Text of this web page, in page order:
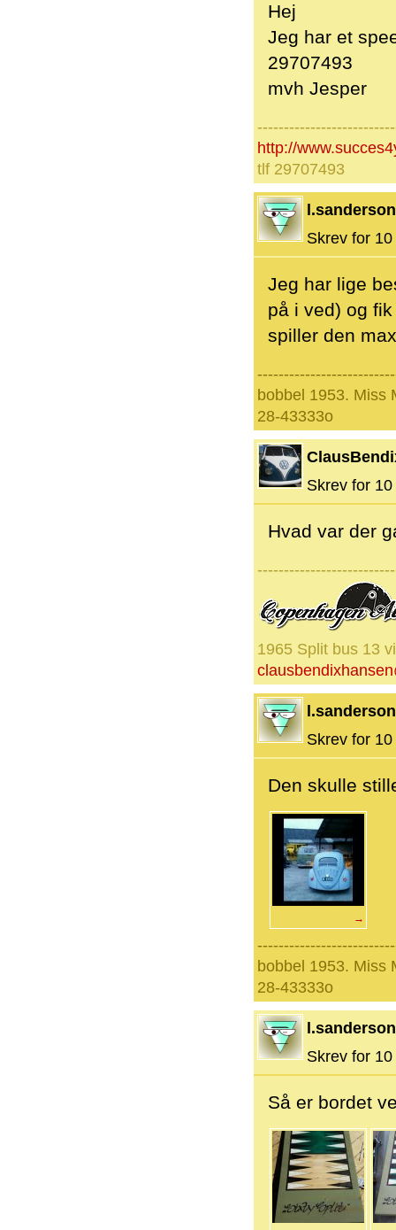
Hej
Jeg har et
29707493
mvh Jesper
http://
tlf 29707493
l.sanderson
Skrev for
Jeg har lige
på i ved) og
spiller den
bobbel 1953. Miss
28-43333o
Skrev for
Hvad var der
1965 Split bus 13
l.sanderson
Skrev for
Den skulle
→
bobbel 1953. Miss
28-43333o
l.sanderson
Skrev for
Så er bordet